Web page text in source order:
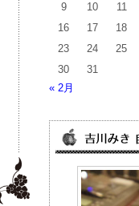
9
10 11
16
17 18
23
24 25
30
31
« 2月